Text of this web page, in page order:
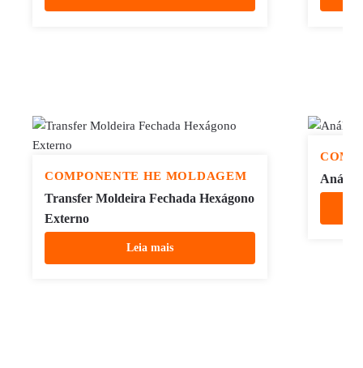
COMPONENTE HE MOLDAGEM
Transfer Moldeira Fechada Hexágono
Externo
Leia mais